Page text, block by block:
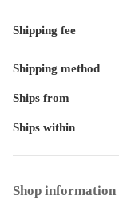
Shipping fee
Shipping method
Ships from
Ships within
Shop information